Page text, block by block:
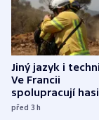
Jiný jazyk i
Ve Francii
spolupracují
různých zemí
před 3h